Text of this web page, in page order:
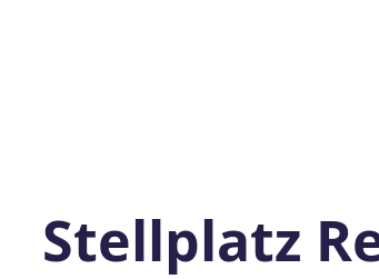
Stellplatz